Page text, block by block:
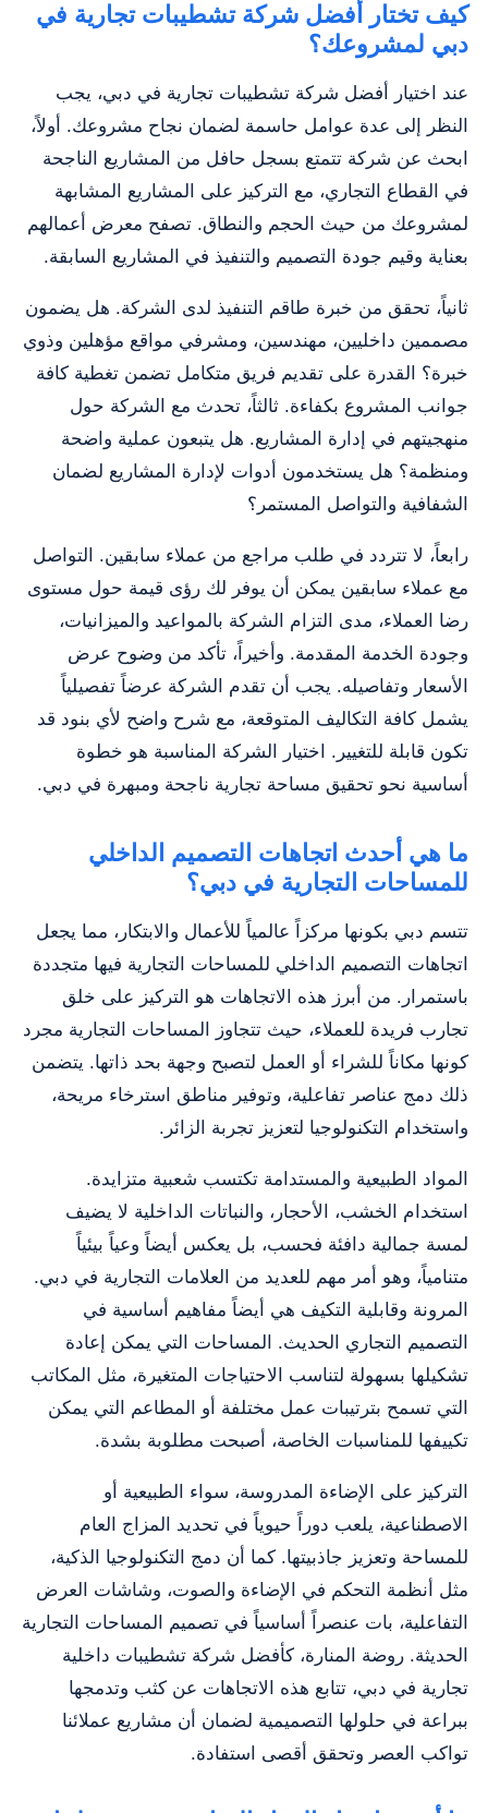
كيف تختار أفضل شركة تشطيبات تجارية في
دبي لمشروعك؟
عند اختيار أفضل شركة تشطيبات تجارية في دبي، يجب
النظر إلى عدة عوامل حاسمة لضمان نجاح مشروعك. أولاً،
ابحث عن شركة تتمتع بسجل حافل من المشاريع الناجحة
في القطاع التجاري، مع التركيز على المشاريع المشابهة
لمشروعك من حيث الحجم والنطاق. تصفح معرض أعمالهم
بعناية وقيم جودة التصميم والتنفيذ في المشاريع السابقة.
ثانياً، تحقق من خبرة طاقم التنفيذ لدى الشركة. هل يضمون
مصممين داخليين، مهندسين، ومشرفي مواقع مؤهلين وذوي
خبرة؟ القدرة على تقديم فريق متكامل تضمن تغطية كافة
جوانب المشروع بكفاءة. ثالثاً، تحدث مع الشركة حول
منهجيتهم في إدارة المشاريع. هل يتبعون عملية واضحة
ومنظمة؟ هل يستخدمون أدوات لإدارة المشاريع لضمان
الشفافية والتواصل المستمر؟
رابعاً، لا تتردد في طلب مراجع من عملاء سابقين. التواصل
مع عملاء سابقين يمكن أن يوفر لك رؤى قيمة حول مستوى
رضا العملاء، مدى التزام الشركة بالمواعيد والميزانيات،
وجودة الخدمة المقدمة. وأخيراً، تأكد من وضوح عرض
الأسعار وتفاصيله. يجب أن تقدم الشركة عرضاً تفصيلياً
يشمل كافة التكاليف المتوقعة، مع شرح واضح لأي بنود قد
تكون قابلة للتغيير. اختيار الشركة المناسبة هو خطوة
أساسية نحو تحقيق مساحة تجارية ناجحة ومبهرة في دبي.
ما هي أحدث اتجاهات التصميم الداخلي
للمساحات التجارية في دبي؟
تتسم دبي بكونها مركزاً عالمياً للأعمال والابتكار، مما يجعل
اتجاهات التصميم الداخلي للمساحات التجارية فيها متجددة
باستمرار. من أبرز هذه الاتجاهات هو التركيز على خلق
تجارب فريدة للعملاء، حيث تتجاوز المساحات التجارية مجرد
كونها مكاناً للشراء أو العمل لتصبح وجهة بحد ذاتها. يتضمن
ذلك دمج عناصر تفاعلية، وتوفير مناطق استرخاء مريحة،
واستخدام التكنولوجيا لتعزيز تجربة الزائر.
المواد الطبيعية والمستدامة تكتسب شعبية متزايدة.
استخدام الخشب، الأحجار، والنباتات الداخلية لا يضيف
لمسة جمالية دافئة فحسب، بل يعكس أيضاً وعياً بيئياً
متنامياً، وهو أمر مهم للعديد من العلامات التجارية في دبي.
المرونة وقابلية التكيف هي أيضاً مفاهيم أساسية في
التصميم التجاري الحديث. المساحات التي يمكن إعادة
تشكيلها بسهولة لتناسب الاحتياجات المتغيرة، مثل المكاتب
التي تسمح بترتيبات عمل مختلفة أو المطاعم التي يمكن
تكييفها للمناسبات الخاصة، أصبحت مطلوبة بشدة.
التركيز على الإضاءة المدروسة، سواء الطبيعية أو
الاصطناعية، يلعب دوراً حيوياً في تحديد المزاج العام
للمساحة وتعزيز جاذبيتها. كما أن دمج التكنولوجيا الذكية،
مثل أنظمة التحكم في الإضاءة والصوت، وشاشات العرض
التفاعلية، بات عنصراً أساسياً في تصميم المساحات التجارية
الحديثة. روضة المنارة، كأفضل شركة تشطيبات داخلية
تجارية في دبي، تتابع هذه الاتجاهات عن كثب وتدمجها
ببراعة في حلولها التصميمية لضمان أن مشاريع عملائنا
تواكب العصر وتحقق أقصى استفادة.